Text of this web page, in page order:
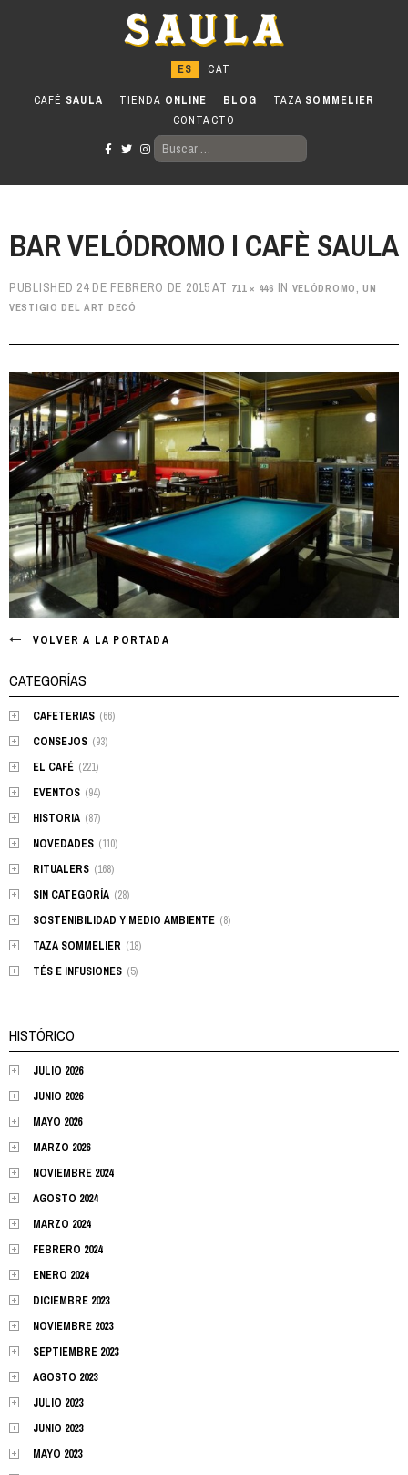
CAFÉ SAULA TIENDA ONLINE BLOG TAZA SOMMELIER
CONTACTO
BUSCAR:
BAR VELÓDROMO I CAFÈ SAULA
PUBLISHED 24 DE FEBRERO DE 2015AT 711 × 446 IN VELÓDROMO, UN
VESTIGIO DEL ART DECÓ
VOLVER A LA PORTADA
CATEGORÍAS
CAFETERIAS (66)
CONSEJOS (93)
EL CAFÉ (221)
EVENTOS (94)
HISTORIA (87)
NOVEDADES (110)
RITUALERS (168)
SIN CATEGORÍA (28)
SOSTENIBILIDAD Y MEDIO AMBIENTE (8)
TAZA SOMMELIER (18)
TÉS E INFUSIONES (5)
HISTÓRICO
JULIO 2026
JUNIO 2026
MAYO 2026
MARZO 2026
NOVIEMBRE 2024
AGOSTO 2024
MARZO 2024
FEBRERO 2024
ENERO 2024
DICIEMBRE 2023
NOVIEMBRE 2023
SEPTIEMBRE 2023
AGOSTO 2023
JULIO 2023
JUNIO 2023
MAYO 2023